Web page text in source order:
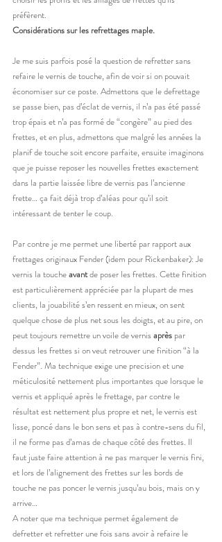
préfèrent.
Considérations sur les refrettages maple.
Je me suis parfois posé la question de refretter sans
refaire le vernis de touche, afin de voir si on pouvait
économiser sur ce poste. Admettons que le defrettage
se passe bien, pas d’éclat de vernis, il n’a pas été passé
trop épais et n’a pas formé de “congère” au pied des
frettes, et en plus, admettons que malgré les années la
planif de touche soit encore parfaite, ensuite imaginons
que je puisse reposer les nouvelles frettes exactement
dans la partie laissée libre de vernis pas l’ancienne
frette… ça fait déjà trop d’aléas pour qu’il soit
intéressant de tenter le coup.
Par contre je me permet une liberté par rapport aux
frettages originaux Fender (idem pour Rickenbaker): Je
vernis la touche avant de poser les frettes. Cette finition
est particulièrement appréciée par la plupart de mes
clients, la jouabilité s’en ressent en mieux, on sent
quelque chose de plus net sous les doigts, et au pire, on
peut toujours remettre un voile de vernis après par
dessus les frettes si on veut retrouver une finition “à la
Fender”. Ma technique exige une precision et une
méticulosité nettement plus importantes que lorsque le
vernis et appliqué après le frettage, par contre le
résultat est nettement plus propre et net, le vernis est
lisse, poncé dans le bon sens et pas à contre-sens du fil,
il ne forme pas d’amas de chaque côté des frettes. Il
faut juste faire attention à ne pas marquer le vernis fini,
et lors de l’alignement des frettes sur les bords de
touche ne pas poncer le vernis jusqu’au bois, mais on y
arrive…
A noter que ma technique permet également de
defretter et refretter une fois sans avoir à refaire le